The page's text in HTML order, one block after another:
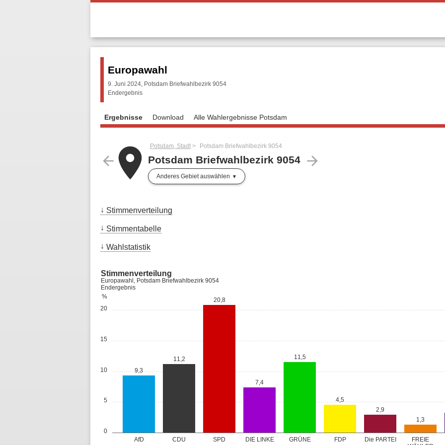
Europawahl
9. Juni 2024, Potsdam Briefwahlbezirk 9054
Endergebnis
Ergebnisse Download Alle Wahlergebnisse Potsdam
arrow_back arrow_forward
placePotsdam, Stadt Potsdam Briefwahlbezirk 9054
Potsdam Briefwahlbezirk 9054
Anderes Gebiet auswählen
Stimmenverteilung
Stimmentabelle
Wahlstatistik
0
5
10
15
20
%
AfD CDU SPD DIE LINKE GRÜNE FDP Die PARTEI FREIE
9,3
11,2
20,8
7,4
11,5
4,5
2,9
1,3
Stimmenverteilung
Europawahl, Potsdam Briefwahlbezirk 9054
Endergebnis